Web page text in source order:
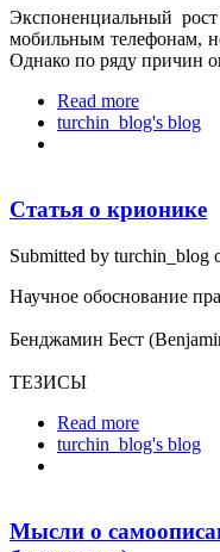
Экспоненциальный
мобильным телефонам,
Однако по ряду причин
Read more
жизни.
turchin_blog's blog
Статья о крионике
Submitted by turchin_blog
Научное обоснование
Бенджамин Бест
ТЕЗИСЫ
Read more
turchin_blog's blog
Мысли о